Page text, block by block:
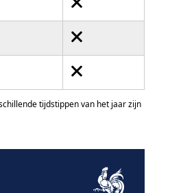
tijdstippen van het jaar zijn